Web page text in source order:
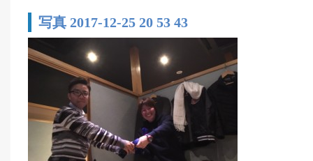
写真 2017-12-25 20 53 43